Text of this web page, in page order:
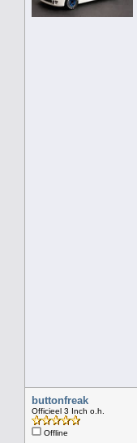
buttonfreak
Officieel 3 Inch o.h.
Offline